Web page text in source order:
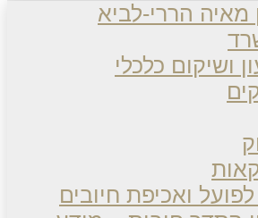
הררי-לביא
כלכלי
ואכיפת חיובים